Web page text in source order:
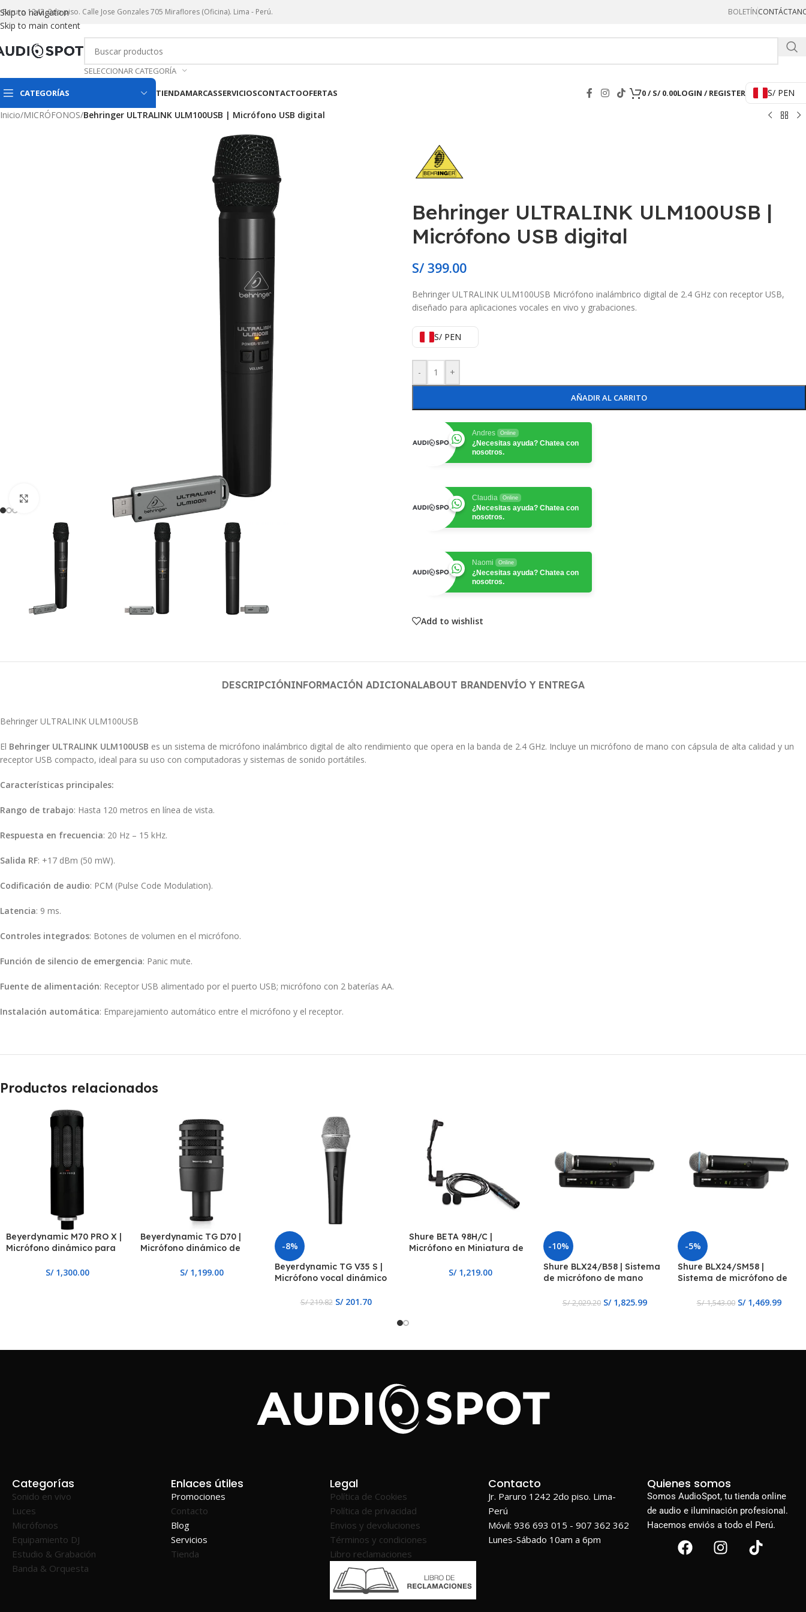
Skip to navigation
Skip to main content
Paruro 1242. 2do piso. Calle Jose Gonzales 705 Miraflores (Oficina). Lima - Perú. BOLETÍN
SELECCIONAR CATEGORÍA
CATEGORÍAS TIENDAMARCASSERVICIOSCONTACTOOFERTAS 0/ S/0.00LOGIN / REGISTER
S/ PEN
Inicio/MICRÓFONOS/Behringer ULTRALINK ULM100USB | Micrófono USB digital
Behringer ULTRALINK ULM100USB |
Micrófono USB digital
S/399.00
Behringer ULTRALINK ULM100USB Micrófono inalámbrico digital de 2.4 GHz con receptor USB,
diseñado para aplicaciones vocales en vivo y grabaciones.
S/ PEN
- +
AÑADIR AL CARRITO
Andres Online
¿Necesitas ayuda? Chatea con
nosotros.
Claudia Online
¿Necesitas ayuda? Chatea con
nosotros.
Naomi Online
¿Necesitas ayuda? Chatea con
nosotros.
Add to wishlist
DESCRIPCIÓNINFORMACIÓN ADICIONALABOUT BRANDENVÍO Y ENTREGA
Behringer ULTRALINK ULM100USB
El Behringer ULTRALINK ULM100USB es un sistema de micrófono inalámbrico digital de alto rendimiento que opera en la banda de 2.4 GHz. Incluye un micrófono de mano con cápsula de alta calidad y un
receptor USB compacto, ideal para su uso con computadoras y sistemas de sonido portátiles.
Características principales:
Rango de trabajo: Hasta 120 metros en línea de vista.
Respuesta en frecuencia: 20 Hz – 15 kHz.
Salida RF: +17 dBm (50 mW).
Codificación de audio: PCM (Pulse Code Modulation).
Latencia: 9 ms.
Controles integrados: Botones de volumen en el micrófono.
Función de silencio de emergencia: Panic mute.
Fuente de alimentación: Receptor USB alimentado por el puerto USB; micrófono con 2 baterías AA.
Instalación automática: Emparejamiento automático entre el micrófono y el receptor.
Productos relacionados
Beyerdynamic M70 PRO X |
Micrófono dinámico para
S/1,300.00
Beyerdynamic TG D70 |
Micrófono dinámico de
S/1,199.00
-8%
Beyerdynamic TG V35 S |
Micrófono vocal dinámico
S/219.82 S/201.70
Shure BETA 98H/C |
Micrófono en Miniatura de
S/1,219.00
-10%
Shure BLX24/B58 | Sistema
de micrófono de mano
S/2,029.20 S/1,825.99
-5%
Shure BLX24/SM58 |
Sistema de micrófono de
S/1,543.00 S/1,469.99
Categorías
Sonido en vivo
Luces
Micrófonos
Equipamiento DJ
Estudio & Grabación
Banda & Orquesta
Enlaces útiles
Promociones
Contacto
Blog
Servicios
Tienda
Legal
Política de Cookies
Política de privacidad
Envios y devoluciones
Términos y condiciones
Libro reclamaciones
Contacto
Jr. Paruro 1242 2do piso. Lima-
Perú
Móvil: 936 693 015 - 907 362 362
Lunes-Sábado 10am a 6pm
Quienes somos
Somos AudioSpot, tu tienda online
de audio e iluminación profesional.
Hacemos enviós a todo el Perú.